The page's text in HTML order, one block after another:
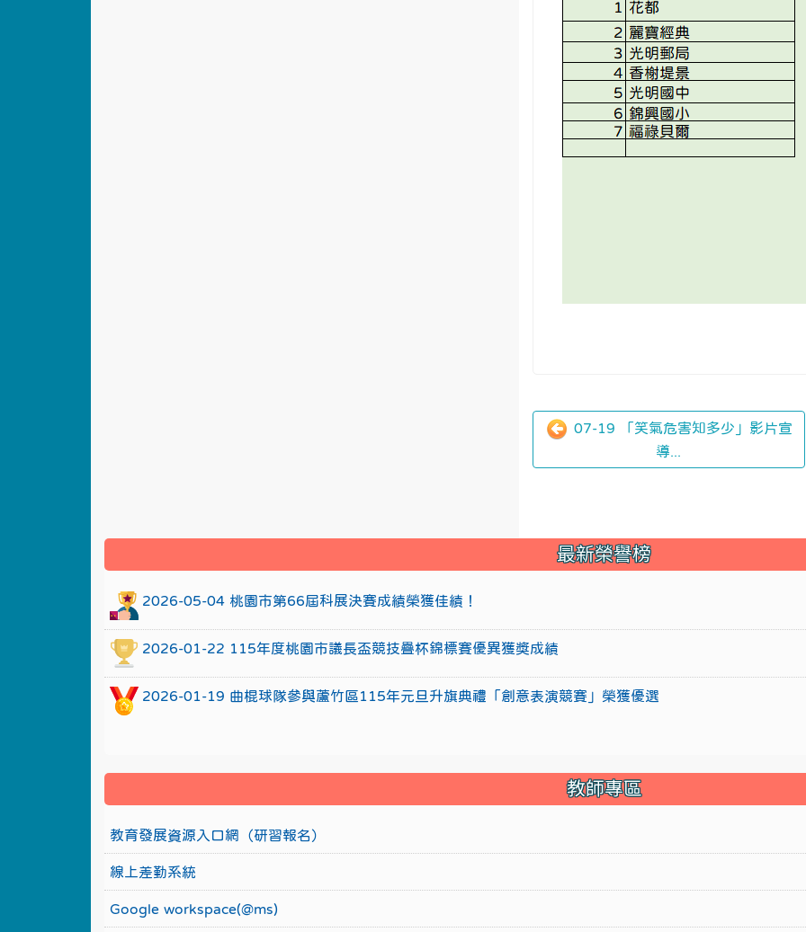
07-19 「笑氣危害知多少」影片宣
導...
::: 最新榮譽榜
2026-05-04 桃園市第66屆科展決賽成績榮獲佳績！
2026-01-22 115年度桃園市議長盃競技疊杯錦標賽優異獲獎成績
2026-01-19 曲棍球隊參與蘆竹區115年元旦升旗典禮「創意表演競賽」榮獲優選
教師專區
教育發展資源入口網（研習報名）
線上差勤系統
Google workspace(@ms)